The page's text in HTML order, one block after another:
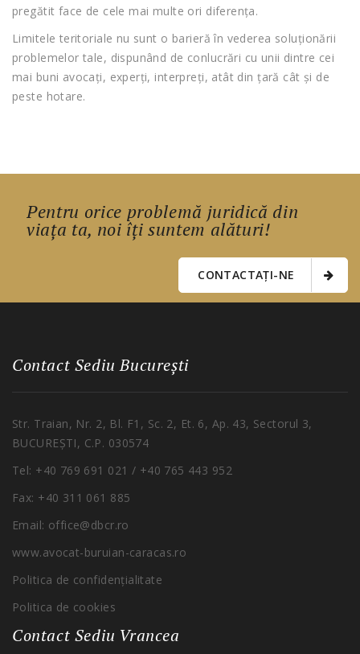
pregătit face de cele mai multe ori diferența.
Limitele teritoriale nu sunt o barieră în vederea soluționării
problemelor tale, dispunând de conlucrări cu unii dintre cei
mai buni avocați, experți, interpreți, atât din țară cât și de
peste hotare.
Pentru orice problemă juridică din
viața ta, noi îți suntem alături!
CONTACTAȚI-NE
Contact Sediu București
Str. Traian, Nr. 2, Bl. F1, Sc. 2, Et. 6, Ap. 43, Sectorul 3,
BUCUREȘTI, C.P. 030574
Tel: +40 769 691 021 / +40 765 443 952
Fax: +40 311 061 885
Email: office@dbcr.ro
www.avocat-buruian-caracas.ro
Politica de confidențialitate
Politica de cookies
Contact Sediu Vrancea